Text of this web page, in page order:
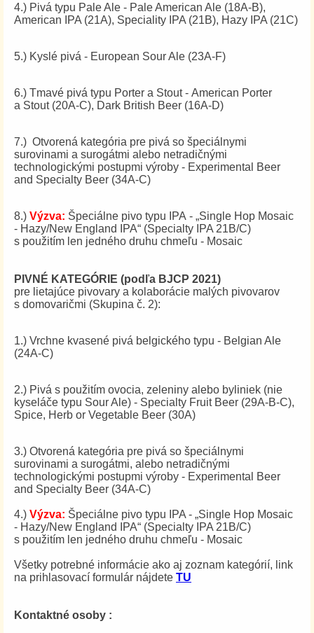
4.) Pivá typu Pale Ale - Pale American Ale (18A-B),
American IPA (21A), Speciality IPA (21B), Hazy IPA (21C)
5.) Kyslé pivá - European Sour Ale (23A-F)
6.) Tmavé pivá typu Porter a Stout - American Porter
a Stout (20A-C), Dark British Beer (16A-D)
7.) Otvorená kategória pre pivá so špeciálnymi
surovinami a surogátmi alebo netradičnými
technologickými postupmi výroby - Experimental Beer
and Specialty Beer (34A-C)
8.) Výzva: Špeciálne pivo typu IPA - „Single Hop Mosaic
- Hazy/New England IPA“ (Specialty IPA 21B/C)
s použitím len jedného druhu chmeľu - Mosaic
PIVNÉ KATEGÓRIE (podľa BJCP 2021)
pre lietajúce pivovary a kolaborácie malých pivovarov
s domovaričmi (Skupina č. 2):
1.) Vrchne kvasené pivá belgického typu - Belgian Ale
(24A-C)
2.) Pivá s použitím ovocia, zeleniny alebo byliniek (nie
kyseláče typu Sour Ale) - Specialty Fruit Beer (29A-B-C),
Spice, Herb or Vegetable Beer (30A)
3.) Otvorená kategória pre pivá so špeciálnymi
surovinami a surogátmi, alebo netradičnými
technologickými postupmi výroby - Experimental Beer
and Specialty Beer (34A-C)
4.) Výzva: Špeciálne pivo typu IPA - „Single Hop Mosaic
- Hazy/New England IPA“ (Specialty IPA 21B/C)
s použitím len jedného druhu chmeľu - Mosaic
Všetky potrebné informácie ako aj zoznam kategórií, link
na prihlasovací formulár nájdete TU
Kontaktné osoby :